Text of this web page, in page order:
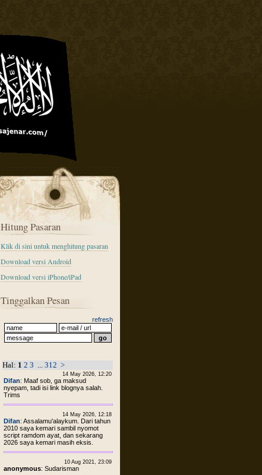
Hitung Pasaran
Klik di sini untuk menghitung pasaran
Download versi Android
Download versi iPhone/iPad
Tinggalkan Pesan